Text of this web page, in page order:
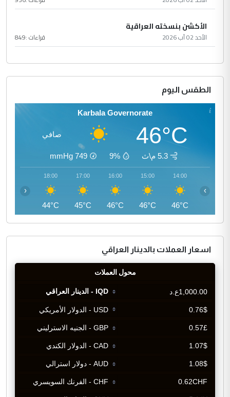
الأكشن بنسخته العراقية
الأحد 02 آب 2026 قراءات :849
الطقس اليوم
Karbala Governorate
46°C صافي
5.3 م\ث 9%
749
mmHg
14:00
46°C
15:00
46°C
16:00
46°C
17:00
45°C
18:00
44°C
‹ ›
اسعار العملات بالدينار العراقي